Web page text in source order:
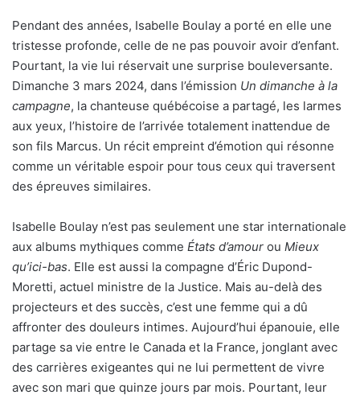
Pendant des années, Isabelle Boulay a porté en elle une
tristesse profonde, celle de ne pas pouvoir avoir d’enfant.
Pourtant, la vie lui réservait une surprise bouleversante.
Dimanche 3 mars 2024, dans l’émission Un dimanche à la
campagne, la chanteuse québécoise a partagé, les larmes
aux yeux, l’histoire de l’arrivée totalement inattendue de
son fils Marcus. Un récit empreint d’émotion qui résonne
comme un véritable espoir pour tous ceux qui traversent
des épreuves similaires.
Isabelle Boulay n’est pas seulement une star internationale
aux albums mythiques comme États d’amour ou Mieux
qu’ici-bas. Elle est aussi la compagne d’Éric Dupond-
Moretti, actuel ministre de la Justice. Mais au-delà des
projecteurs et des succès, c’est une femme qui a dû
affronter des douleurs intimes. Aujourd’hui épanouie, elle
partage sa vie entre le Canada et la France, jonglant avec
des carrières exigeantes qui ne lui permettent de vivre
avec son mari que quinze jours par mois. Pourtant, leur